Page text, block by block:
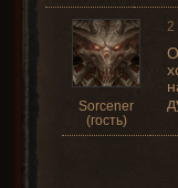
Sorcener
(гость)
2